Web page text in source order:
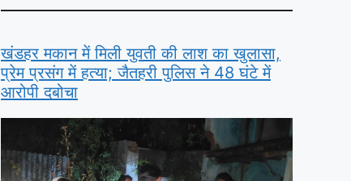
खंडहर मकान में मिली युवती की लाश का खुलासा,
प्रेम प्रसंग में हत्या; जैतहरी पुलिस ने 48 घंटे में
आरोपी दबोचा